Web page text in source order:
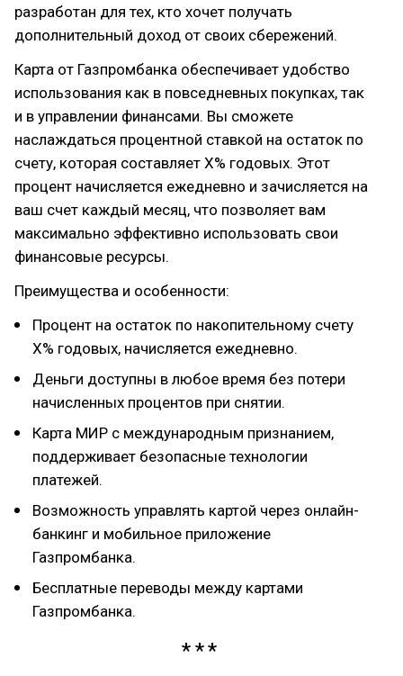
разработан для тех, кто хочет получать
дополнительный доход от своих сбережений.
Карта от Газпромбанка обеспечивает удобство
использования как в повседневных покупках, так
и в управлении финансами. Вы сможете
наслаждаться процентной ставкой на остаток по
счету, которая составляет X% годовых. Этот
процент начисляется ежедневно и зачисляется на
ваш счет каждый месяц, что позволяет вам
максимально эффективно использовать свои
финансовые ресурсы.
Преимущества и особенности:
Процент на остаток по накопительному счету
X% годовых, начисляется ежедневно.
Деньги доступны в любое время без потери
начисленных процентов при снятии.
Карта МИР с международным признанием,
поддерживает безопасные технологии
платежей.
Возможность управлять картой через онлайн-
банкинг и мобильное приложение
Газпромбанка.
Бесплатные переводы между картами
Газпромбанка.